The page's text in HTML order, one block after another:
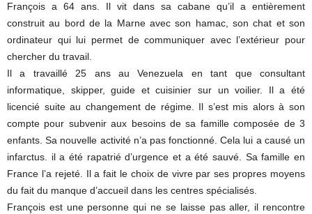
François a 64 ans. Il vit dans sa cabane qu’il a entièrement
construit au bord de la Marne avec son hamac, son chat et son
ordinateur qui lui permet de communiquer avec l’extérieur pour
chercher du travail.
Il a travaillé 25 ans au Venezuela en tant que consultant
informatique, skipper, guide et cuisinier sur un voilier. Il a été
licencié suite au changement de régime. Il s’est mis alors à son
compte pour subvenir aux besoins de sa famille composée de 3
enfants. Sa nouvelle activité n’a pas fonctionné. Cela lui a causé un
infarctus. il a été rapatrié d’urgence et a été sauvé. Sa famille en
France l’a rejeté. Il a fait le choix de vivre par ses propres moyens
du fait du manque d’accueil dans les centres spécialisés.
François est une personne qui ne se laisse pas aller, il rencontre